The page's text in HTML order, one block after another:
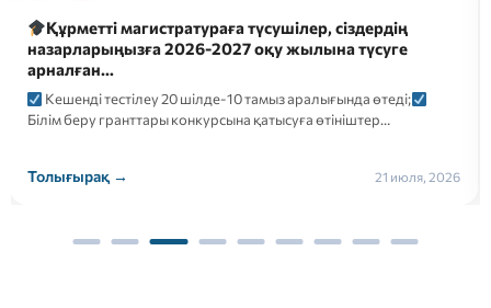
Құрметті магистратураға түсушілер, сіздердің
назарларыңызға 2026-2027 оқу жылына түсуге
арналған…
Кешенді тестілеу 20 шілде-10 тамыз аралығында өтеді;
Білім беру гранттары конкурсына қатысуға өтініштер…
Толығырақ → 21 июля, 2026